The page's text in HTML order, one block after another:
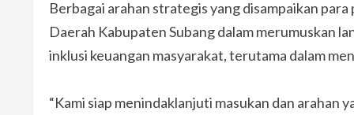
Berbagai arahan strategis yang disampaikan
Daerah Kabupaten Subang dalam merumuskan
inklusi keuangan masyarakat, terutama dalam
“Kami siap menindaklanjuti masukan dan arahan